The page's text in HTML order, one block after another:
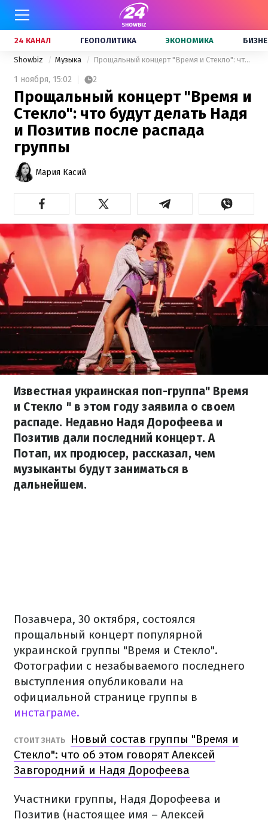
24 КАНАЛ ГЕОПОЛИТИКА ЭКОНОМИКА
Showbiz Музыка Прощальный концерт "Время и Стекло": что будут делать Надя и Позитив после распада группы
1 ноября, 15:02 2
Прощальный концерт "Время и
Стекло": что будут делать Надя
и Позитив после распада
группы
Мария Касий
Известная украинская поп-группа" Время
и Стекло " в этом году заявила о своем
распаде. Недавно Надя Дорофеева и
Позитив дали последний концерт. А
Потап, их продюсер, рассказал, чем
музыканты будут заниматься в
дальнейшем.
Позавчера, 30 октября, состоялся
прощальный концерт популярной
украинской группы "Время и Стекло".
Фотографии с незабываемого последнего
выступления опубликовали на
официальной странице группы в
инстаграме.
СТОИТ ЗНАТЬ
Новый состав группы "Время и
Стекло": что об этом говорят Алексей
Завгородний и Надя Дорофеева
Участники группы, Надя Дорофеева и
Позитив (настоящее имя – Алексей